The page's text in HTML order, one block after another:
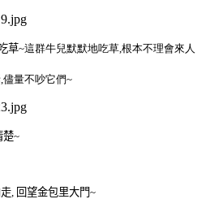
草~這群牛兒默默地吃草 根本不理會來人
儘量不吵它們~
楚~
回望金包里大門~